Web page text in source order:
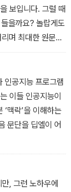
로 글을 쓸 필요가
문장을 얻는 데 필
문이든 논문이든
소설은 훨씬 더
한 결과물을 얻
던 시행착오를 반
한 시간을 훨씬 줄
보입니다. 그럴 때
을까요? 놀랍게도
며 최대한 원문의
는 저렇게 지시를
기도 해요.
인공지능 프로그램
이들 인공지능이
맥락’을 이해하는
문단을 딥엘이 어
, 그런 노하우에